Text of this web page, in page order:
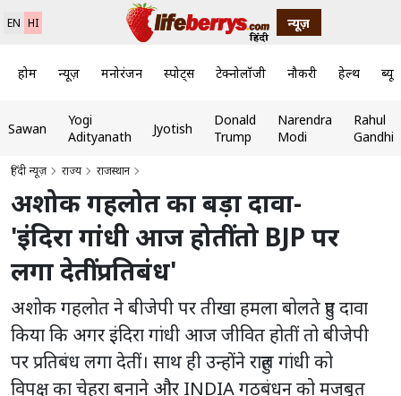
EN HI न्यूज़
होम न्यूज़ मनोरंजन स्पोर्ट्स टेक्नोलॉजी नौकरी हेल्थ
Sawan
Yogi
Adityanath
Jyotish
Donald
Trump
Narendra
Modi
Rahul
Gandhi
हिंदी न्यूज़ राज्य राजस्थान
अशोक गहलोत का बड़ा दावा-
'इंदिरा गांधी आज होतीं तो BJP पर
लगा देतीं प्रतिबंध'
अशोक गहलोत ने बीजेपी पर तीखा हमला बोलते हुए दावा
किया कि अगर इंदिरा गांधी आज जीवित होतीं तो बीजेपी
पर प्रतिबंध लगा देतीं। साथ ही उन्होंने राहुल गांधी को
विपक्ष का चेहरा बनाने और INDIA गठबंधन को मजबूत